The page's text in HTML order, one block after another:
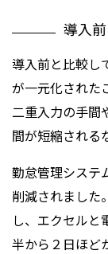
導入
導入前と比較し
が一元化された
二重入力の手間
間が短縮される
勤怠管理システ
削減されました
し、エクセルと
半から２日ほど